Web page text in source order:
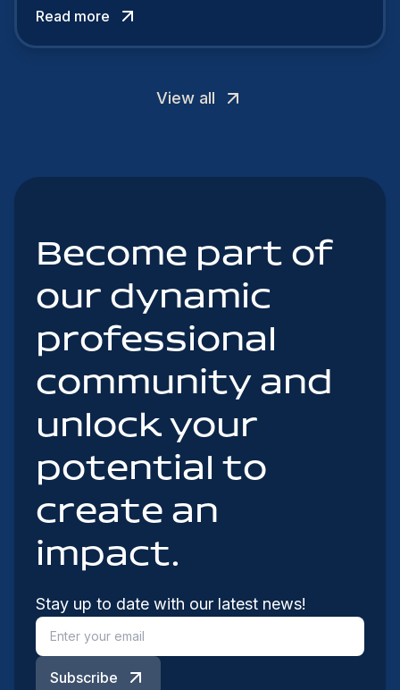
attract the best profiles.
Read more
View all
Become part of
our dynamic
professional
community and
unlock your
potential to
create an
impact.
Stay up to date with our latest news!
Subscribe